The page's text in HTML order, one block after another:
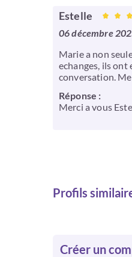
Estelle
06 décembre
Marie a non
echanges, ils ont
conversation.
Réponse :
Merci a vous
Profils
Créer un